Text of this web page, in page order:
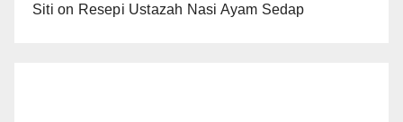
Siti on Resepi Ustazah Nasi Ayam Sedap